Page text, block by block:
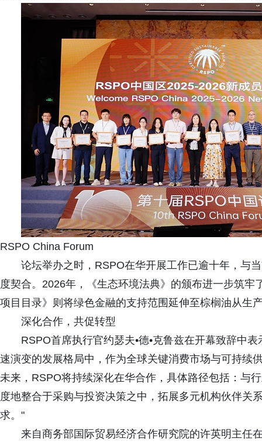
RSPO China Forum
论坛举办之时，RSPO在华开展工作已逾十年，与
度契合。2026年，《生态环境法典》的颁布进一步筑
项目目录》则将绿色金融的支持范围延伸至棕榈油从生
深化合作，共促转型
RSPO首席执行官约瑟夫•德•克鲁兹在开幕致辞中
速演变的发展格局中，作为全球关键消费市场与可持续
未来，RSPO将持续深化在华合作，具体路径包括：与
度地整合于采购与投资决策之中，拓展多元机构伙伴关
求。"
来自商务部国际贸易经济合作研究院的许英明主任